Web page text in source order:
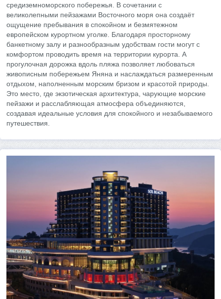
средиземноморского побережья. В сочетании с
великолепными пейзажами Восточного моря она создаёт
ощущение пребывания в спокойном и безмятежном
европейском курортном уголке. Благодаря просторному
банкетному залу и разнообразным удобствам гости могут с
комфортом проводить время на территории курорта. А
прогулочная дорожка вдоль пляжа позволяет любоваться
живописным побережьем Яняна и наслаждаться размеренным
отдыхом, наполненным морским бризом и красотой природы.
Это место, где экзотическая архитектура, чарующие морские
пейзажи и расслабляющая атмосфера объединяются,
создавая идеальные условия для спокойного и незабываемого
путешествия.